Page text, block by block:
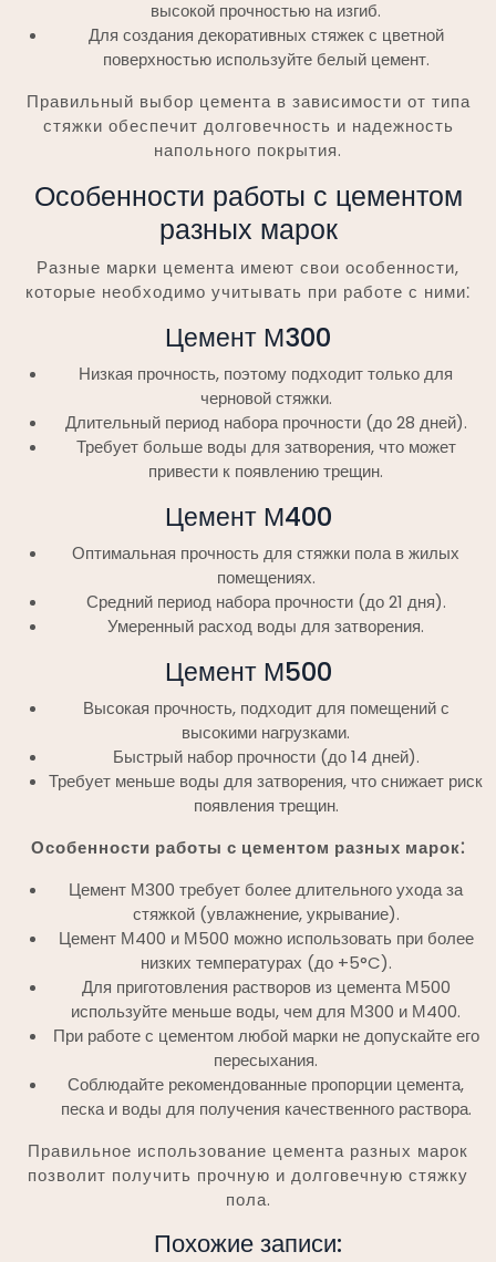
высокой прочностью на изгиб.
Для создания декоративных стяжек с цветной
поверхностью используйте белый цемент.
Правильный выбор цемента в зависимости от типа
стяжки обеспечит долговечность и надежность
напольного покрытия.
Особенности работы с цементом
разных марок
Разные марки цемента имеют свои особенности,
которые необходимо учитывать при работе с ними⁚
Цемент М300
Низкая прочность, поэтому подходит только для
черновой стяжки.
Длительный период набора прочности (до 28 дней).
Требует больше воды для затворения, что может
привести к появлению трещин.
Цемент М400
Оптимальная прочность для стяжки пола в жилых
помещениях.
Средний период набора прочности (до 21 дня).
Умеренный расход воды для затворения.
Цемент М500
Высокая прочность, подходит для помещений с
высокими нагрузками.
Быстрый набор прочности (до 14 дней).
Требует меньше воды для затворения, что снижает риск
появления трещин.
Особенности работы с цементом разных марок⁚
Цемент М300 требует более длительного ухода за
стяжкой (увлажнение, укрывание).
Цемент М400 и М500 можно использовать при более
низких температурах (до +5°C).
Для приготовления растворов из цемента М500
используйте меньше воды, чем для М300 и М400.
При работе с цементом любой марки не допускайте его
пересыхания.
Соблюдайте рекомендованные пропорции цемента,
песка и воды для получения качественного раствора.
Правильное использование цемента разных марок
позволит получить прочную и долговечную стяжку
пола.
Похожие записи: